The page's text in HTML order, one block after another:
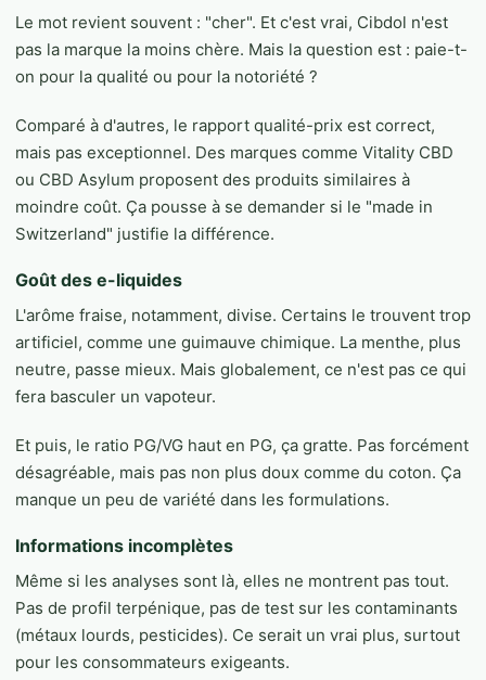
Le mot revient souvent : "cher". Et c'est vrai, Cibdol n'est
pas la marque la moins chère. Mais la question est : paie-t-
on pour la qualité ou pour la notoriété ?
Comparé à d'autres, le rapport qualité-prix est correct,
mais pas exceptionnel. Des marques comme Vitality CBD
ou CBD Asylum proposent des produits similaires à
moindre coût. Ça pousse à se demander si le "made in
Switzerland" justifie la différence.
Goût des e-liquides
L'arôme fraise, notamment, divise. Certains le trouvent trop
artificiel, comme une guimauve chimique. La menthe, plus
neutre, passe mieux. Mais globalement, ce n'est pas ce qui
fera basculer un vapoteur.
Et puis, le ratio PG/VG haut en PG, ça gratte. Pas forcément
désagréable, mais pas non plus doux comme du coton. Ça
manque un peu de variété dans les formulations.
Informations incomplètes
Même si les analyses sont là, elles ne montrent pas tout.
Pas de profil terpénique, pas de test sur les contaminants
(métaux lourds, pesticides). Ce serait un vrai plus, surtout
pour les consommateurs exigeants.